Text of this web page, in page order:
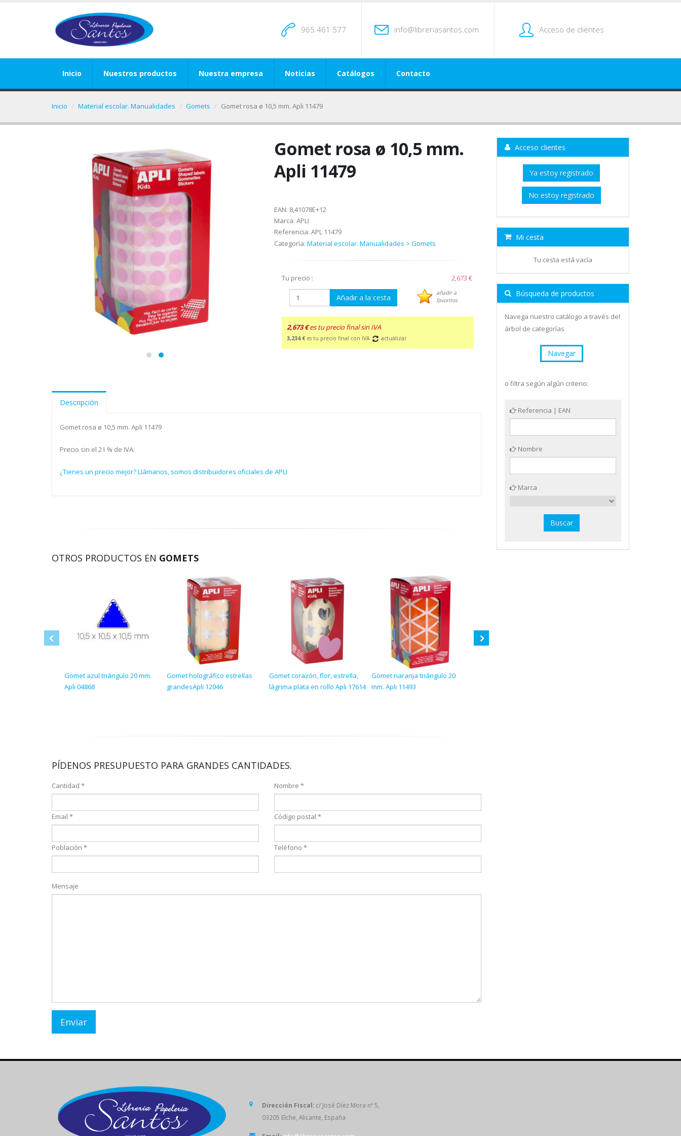
965 461 577 info@libreriasantos.com Acceso de clientes
Inicio Nuestros productos Nuestra empresa Noticias Catálogos Contacto
Inicio Material escolar. Manualidades Gomets Gomet rosa ø 10,5 mm. Apli 11479
Gomet rosa ø 10,5 mm.
Apli 11479
EAN: 8,41078E+12
Marca: APLI
Referencia: APL 11479
Categoría: Material escolar. Manualidades > Gomets
Tu precio : 2,673 €
Añadir a la cesta
añadir a
favoritos
2,673 €es tu precio final sin IVA
3,234 € es tu precio final con IVA actualizar
Descripción
Gomet rosa ø 10,5 mm. Apli 11479
Precio sin el 21 % de IVA.
¿Tienes un precio mejor? Llámanos, somos distribuidores oficiales de APLI
OTROS PRODUCTOS EN GOMETS
Gomet azul triángulo 20 mm.
Apli 04868
Gomet holográfico estrellas
grandesApli 12046
Gomet corazón, flor, estrella,
lágrima plata en rollo Apli 17614
Gomet naranja triángulo 20
mm. Apli 11493
PÍDENOS PRESUPUESTO PARA GRANDES CANTIDADES.
Cantidad * Nombre *
Email * Código postal *
Población * Teléfono *
Mensaje
Acceso clientes
Ya estoy registrado
No estoy registrado
Mi cesta
Tu cesta está vacía
Búsqueda de productos
Navega nuestro catálogo a través del
árbol de categorías
Navegar
o filtra según algún criterio:
Referencia | EAN
Nombre
Marca
Dirección Fiscal: c/ José Díez Mora nº 5,
03205 Elche, Alicante, España